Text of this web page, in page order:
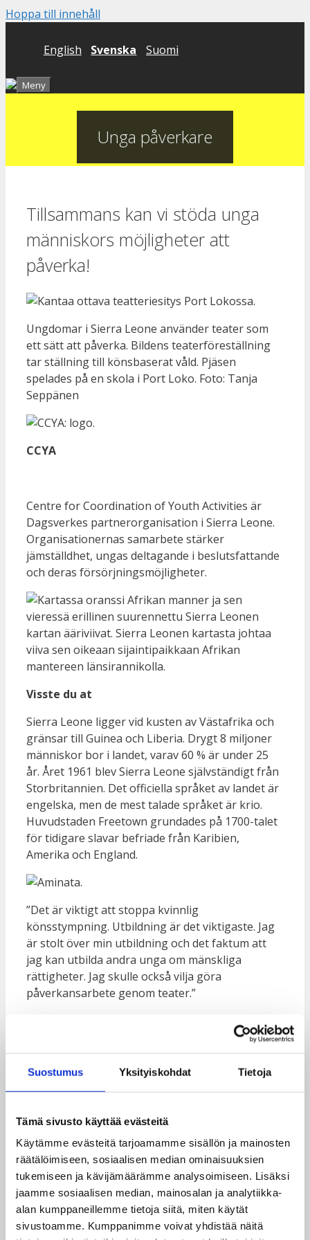
Suostumus Yksityiskohdat Tietoja
Tämä sivusto käyttää evästeitä
Käytämme evästeitä tarjoamamme sisällön ja mainosten
räätälöimiseen, sosiaalisen median ominaisuuksien
tukemiseen ja kävijämäärämme analysoimiseen. Lisäksi
jaamme sosiaalisen median, mainosalan ja analytiikka-
alan kumppaneillemme tietoja siitä, miten käytät
sivustoamme. Kumppanimme voivat yhdistää näitä
Hoppa till innehåll
English Svenska Suomi
Meny
Unga påverkare
Tillsammans kan vi stöda unga
människors möjligheter att
påverka!
Ungdomar i Sierra Leone använder teater som
ett sätt att påverka. Bildens teaterföreställning
tar ställning till könsbaserat våld. Pjäsen
spelades på en skola i Port Loko. Foto: Tanja
Seppänen
CCYA
Centre for Coordination of Youth Activities är
Dagsverkes partnerorganisation i Sierra Leone.
Organisationernas samarbete stärker
jämställdhet, ungas deltagande i beslutsfattande
och deras försörjningsmöjligheter.
Visste du at
Sierra Leone ligger vid kusten av Västafrika och
gränsar till Guinea och Liberia. Drygt 8 miljoner
människor bor i landet, varav 60 % är under 25
år. Året 1961 blev Sierra Leone självständigt från
Storbritannien. Det officiella språket av landet är
engelska, men de mest talade språket är krio.
Huvudstaden Freetown grundades på 1700-talet
för tidigare slavar befriade från Karibien,
Amerika och England.
”Det är viktigt att stoppa kvinnlig
könsstympning. Utbildning är det viktigaste. Jag
är stolt över min utbildning och det faktum att
jag kan utbilda andra unga om mänskliga
rättigheter. Jag skulle också vilja göra
påverkansarbete genom teater.”
”Flickors utbildning har en positiv effekt på hela
samhället. Låt flickorna studera i fred.”
Lansana, 20, Sierra Leone
”Tack vare min utbildning har jag lärt mig att
vara självsäker och stark. Kvinnor behöver inte
längre vara beroende av män, vi kan stå på oss
själva. När en man lägger 2 000 leone på bordet